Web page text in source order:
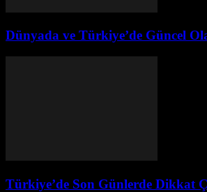
Dünyada ve Türkiye’de Güncel
Türkiye’de Son Günlerde Dikkat